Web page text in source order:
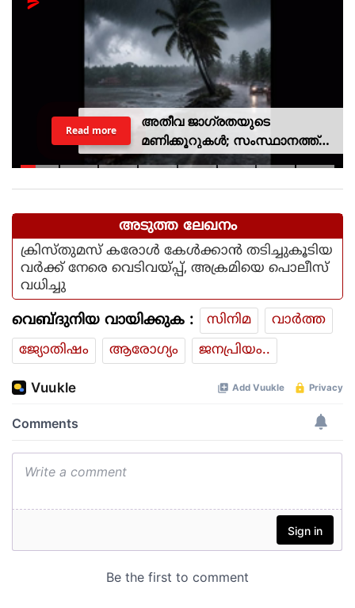
അതീവ ജാഗ്രതയുടെ
മണിക്കൂറുകൾ; സംസ്ഥാനത്ത്
റെഡ് അലർട്ട്, ശക്തമായ
Read more
അടുത്ത ലേഖനം
ക്രിസ്തുമസ് കരോൾ കേൾക്കാൻ തടിച്ചുകൂടിയ
വർക്ക് നേരെ വെടിവയ്പ്പ്, അക്രമിയെ പൊലീസ്
വധിച്ചു
വെബ്ദുനിയ വായിക്കുക : സിനിമ
വാര്‍ത്ത
ജ്യോതിഷം
ആരോഗ്യം ജനപ്രിയം..